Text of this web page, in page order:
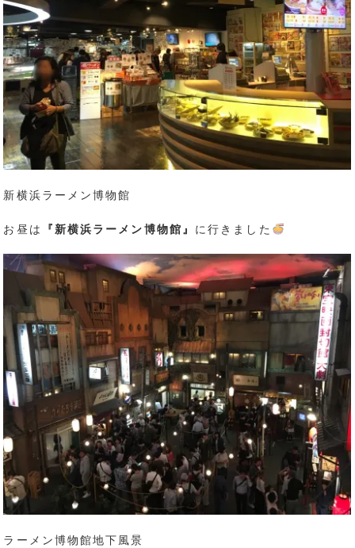
新横浜ラーメン博物館
お昼は 『新横浜ラーメン博物館』 に行きました
ラーメン博物館地下風景